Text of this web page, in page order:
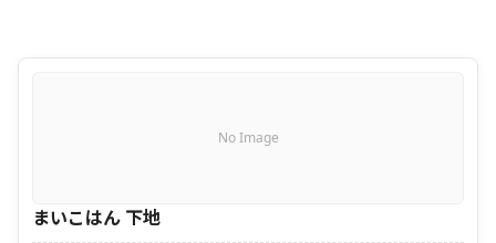
No Image
まいこはん 下地